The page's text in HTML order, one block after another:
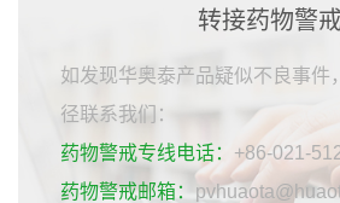
转接药物警
如发现华奥泰产品疑似不良事件
径联系我们：
药物警戒专线电话： +86-021-
药物警戒邮箱：